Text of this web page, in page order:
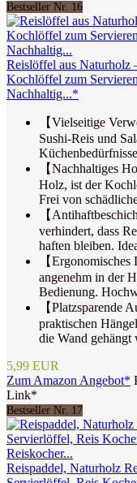
Bestseller Nr. 16
Reislöffel aus Naturholz
Kochlöffel zum
Nachhaltig...*
【Vielseitige
Sushi-Reis und
【Nachhaltiges
Holz, ist der
Frei von
【
verhindert, dass
haften bleiben.
【
angenehm in der
Bedienung.
【Platzsparende
praktischen
die Wand gehängt
5,99 EUR
Zum Amazon Angebot*
Link*
Bestseller Nr. 17
Reispaddel, Naturholz